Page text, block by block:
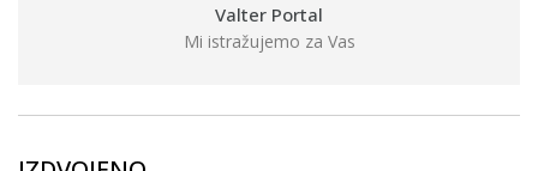
Valter Portal
Mi istražujemo za Vas